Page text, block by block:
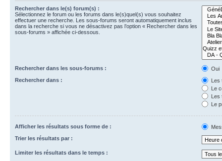
Rechercher dans le(s) forum(s) :
Sélectionnez le forum ou les forums dans le(s)quel(s) vous souhaitez
effectuer une recherche. Les sous-forums seront automatiquement inclus
dans la recherche si vous ne désactivez pas l’option « Rechercher dans les
sous-forums » affichée ci-dessous.
Rechercher dans les sous-forums :
Oui
Rechercher dans :
Les
Le
Les
Le
Afficher les résultats sous forme de :
Trier les résultats par :
Limiter les résultats dans le temps :